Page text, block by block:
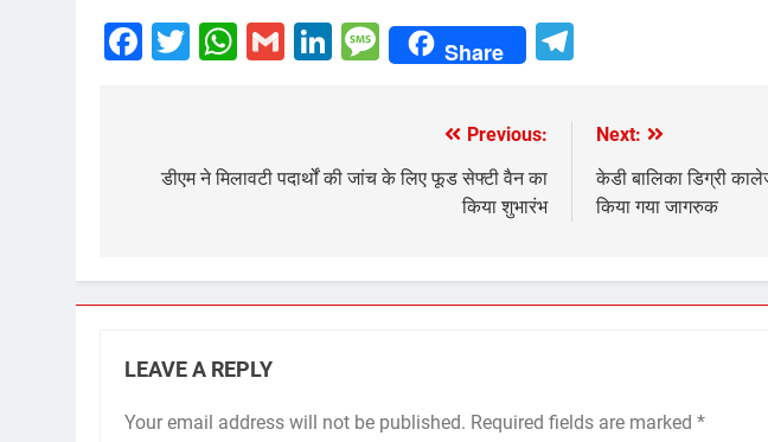
Facebook
Twitter
WhatsApp
GmailLinkedIn
Message
Share
navigation
Previous:
डीएम ने मिलावटी पदार्थों की जांच के लिए फूड सेफ्टी वैन का
किया शुभारंभ
Next:
केडी बालिका डिग्री
किया गया जागरुक
LEAVE A REPLY
Your email address will not be published. Required fields are marked *